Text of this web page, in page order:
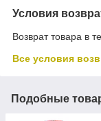
Условия
Возврат товара в
Все условия
Подобные